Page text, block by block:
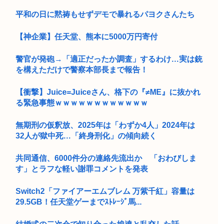
平和の日に黙祷もせずデモで暴れるパヨクさんたち
【神企業】任天堂、熊本に5000万円寄付
警官が発砲→「適正だったか調査」するわけ…実は銃
を構えただけで警察本部長まで報告！
【衝撃】Juice=Juiceさん、格下の『≠ME』に抜かれ
る緊急事態ｗｗｗｗｗｗｗｗｗｗｗｗ
無期刑の仮釈放、2025年は「わずか4人」2024年は
32人が獄中死…「終身刑化」の傾向続く
共同通信、6000件分の連絡先流出か 「おわびしま
す」とラフな軽い謝罪コメントを発表
Switch2「ファイアーエムブレム 万紫千紅」容量は
29.5GB！任天堂ゲーまでｽﾄﾚｰｼﾞ馬...